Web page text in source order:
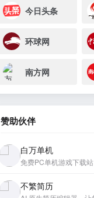
今日头条
环球网
南方网
赞助伙伴
白万单机
免费PC单机游戏下载站
不繁简历